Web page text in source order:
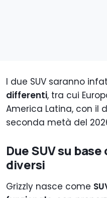
I due SUV saranno
differenti, tra cui
America Latina, con il
seconda metà del
Due SUV su
diversi
Grizzly nasce come